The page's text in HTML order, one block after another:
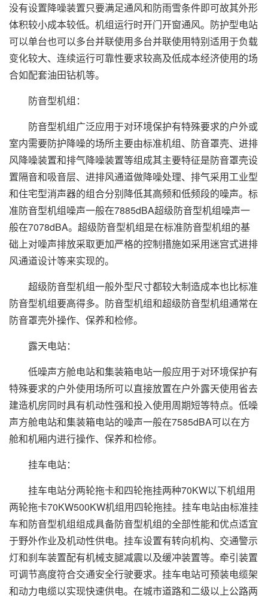
没有设置降噪装置只要满足通风和防雨雪条件即可故其外形
体积较小成本较低。机组运行时开门开窗通风。防护型电站
可以单台也可以多台并联使用多台并联使用特别适用于负载
变化较大、连续运行可靠性要求较高及低成本经济使用的场
合如配套油田钻机等。
防音型机组：
防音型机组广泛应用于对环境保护有特殊要求的户外或
室内需要防护降噪的场所主要由标准机组、防音罩壳、进排
风降噪装置和排气降噪装置等组成其主要特征是防音罩壳设
置隔音和吸音层、进排风通道做降噪处理、排气采用工业型
和住宅型消声器的组合分别降低其高频和低频段的噪声。标
准防音型机组噪声一般在7885dBA超级防音型机组噪声一
般在7078dBA。超级防音型机组是在标准防音型机组的基
础上对噪声排放采取更加严格的控制措施如采用迷宫式进排
风通道设计等来实现的。
超级防音型机组一般外型尺寸都较大制造成本也比标准
防音型机组要高得多。防音型机组和超级防音型机组通常在
防音罩壳外操作、保养和检修。
露天电站：
低噪声方舱电站和集装箱电站一般应用于对环境保护有
特殊要求的户外使用场所可以直接放置在户外露天使用省去
建造机房同时具有机动性强和投入使用周期短等特点。低噪
声方舱电站和集装箱电站的噪声一般在7585dBA可以在方
舱和机厢内进行操作、保养和检修。
挂车电站：
挂车电站分两轮拖卡和四轮拖挂两种70KW以下机组用
两轮拖卡70KW500KW机组用四轮拖挂。挂车电站由标准挂
车和防音型机组组成具备防音型机组的全部性能和优点适宜
于野外作业及机动性供电。挂车设置有转向机构、交通警示
灯和刹车装置配有机械支腿减震以及缓冲装置等。牵引装置
可调节高度符合交通安全行驶要求。挂车电站可预装电缆架
和动力电缆以实现快速供电。在城市道路和二级以上公路两